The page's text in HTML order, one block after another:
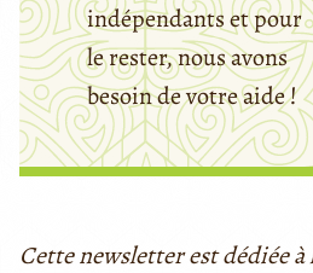
indépendants et pour
le rester, nous avons
besoin de votre aide !
Cette newsletter est dédiée à